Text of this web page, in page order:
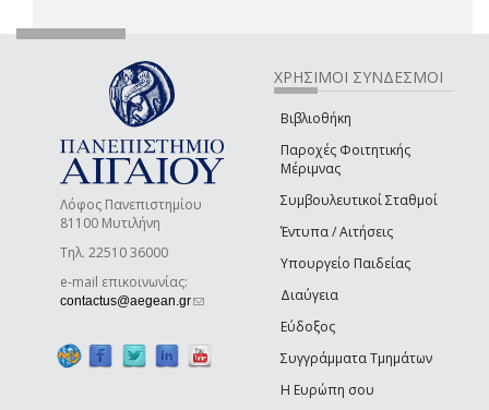
Λόφος Πανεπιστημίου
81100 Μυτιλήνη
Τηλ. 22510 36000
e-mail επικοινωνίας:
contactus@aegean.gr(link sends e-mail)
ΧΡΗΣΙΜΟΙ ΣΥΝΔΕΣΜΟΙ
Βιβλιοθήκη
Παροχές Φοιτητικής
Μέριμνας
Συμβουλευτικοί Σταθμοί
Έντυπα / Αιτήσεις
Υπουργείο Παιδείας
Διαύγεια
Εύδοξος
Συγγράμματα Τμημάτων
Η Ευρώπη σου